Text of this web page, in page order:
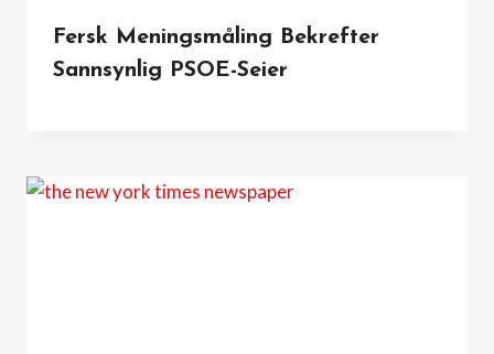
Fersk Meningsmåling Bekrefter
Sannsynlig PSOE-Seier